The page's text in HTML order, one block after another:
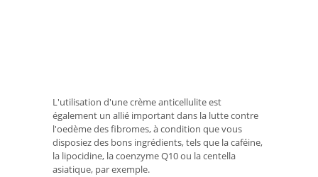
L'utilisation d'une crème anticellulite est
également un allié important dans la lutte contre
l'oedème des fibromes, à condition que vous
disposiez des bons ingrédients, tels que la caféine,
la lipocidine, la coenzyme Q10 ou la centella
asiatique, par exemple.